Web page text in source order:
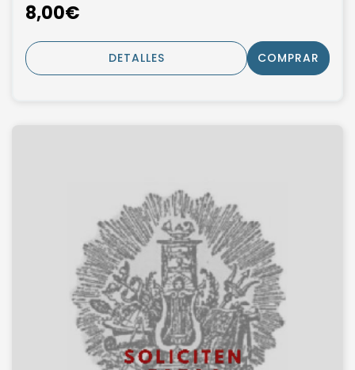
8,00€
DETALLES COMPRAR